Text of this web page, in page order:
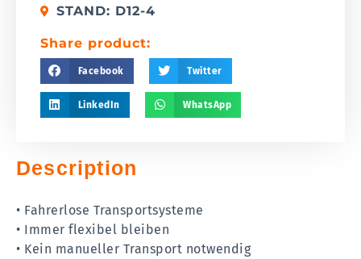
STAND: D12-4
Share product:
Facebook Twitter
LinkedIn WhatsApp
Description
• Fahrerlose Transportsysteme
• Immer flexibel bleiben
• Kein manueller Transport notwendig